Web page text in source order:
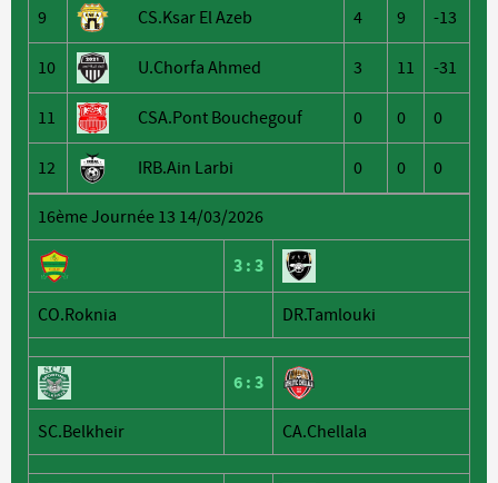
9 CS.Ksar El Azeb 4 9 -13
10 U.Chorfa Ahmed 3 11 -31
11 CSA.Pont Bouchegouf 0 0 0
12 IRB.Ain Larbi 0 0 0
16ème Journée 13 14/03/2026
3 : 3
CO.Roknia DR.Tamlouki
6 : 3
SC.Belkheir CA.Chellala